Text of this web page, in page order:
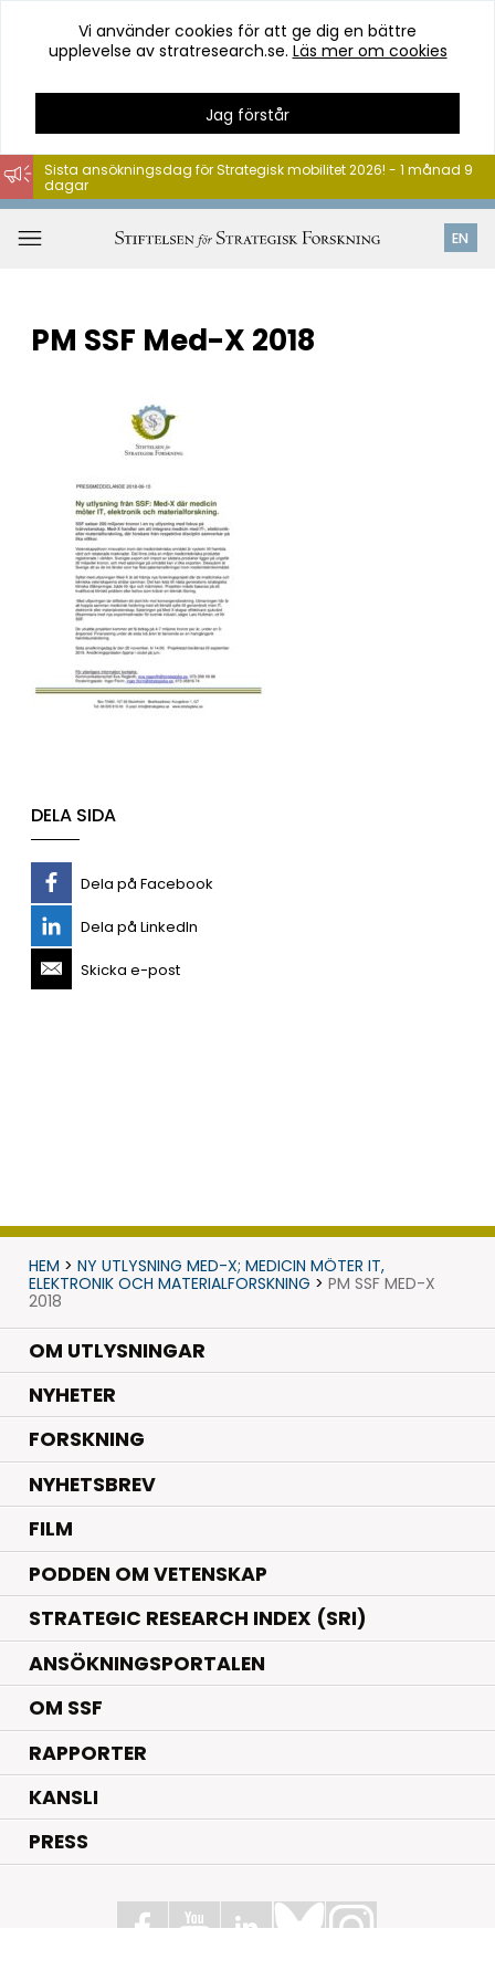
Hoppa
till
innehåll
Vi använder cookies för att ge dig en bättre
upplevelse av stratresearch.se. Läs mer om cookies
Jag förstår
EN
Sista ansökningsdag för Strategisk mobilitet 2026! - 1 månad 9
dagar
PM SSF Med-X 2018
DELA SIDA
Dela på Facebook
Dela på LinkedIn
Skicka e-post
HEM > NY UTLYSNING MED-X; MEDICIN MÖTER IT,
ELEKTRONIK OCH MATERIALFORSKNING > PM SSF MED-X
2018
OM UTLYSNINGAR
NYHETER.
FORSKNING.
NYHETSBREV
FILM
PODDEN OM VETENSKAP
STRATEGIC RESEARCH INDEX (SRI)
ANSÖKNINGSPORTALEN
OM SSF
RAPPORTER
KANSLI
PRESS